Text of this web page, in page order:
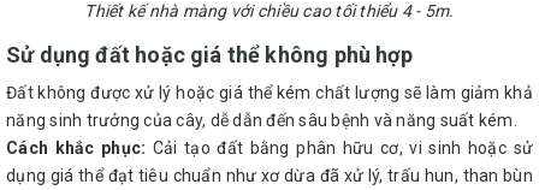
Thiết kế nhà màng với chiều cao tối thiểu 4 - 5m.
Sử dụng đất hoặc giá thể không phù hợp
Đất không được xử lý hoặc giá thể kém chất lượng sẽ làm giảm khả
năng sinh trưởng của cây, dễ dẫn đến sâu bệnh và năng suất kém.
Cách khắc phục: Cải tạo đất bằng phân hữu cơ, vi sinh hoặc sử
dụng giá thể đạt tiêu chuẩn như xơ dừa đã xử lý, trấu hun, than bùn